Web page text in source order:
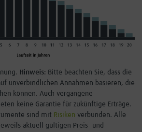
Hinweis: Bitte beachten Sie, dass die
unverbindlichen Annahmen basieren, die
können. Auch vergangene
keine Garantie für zukünftige Erträge.
sind mit Risiken verbunden. Alle
aktuell gültigen Preis- und